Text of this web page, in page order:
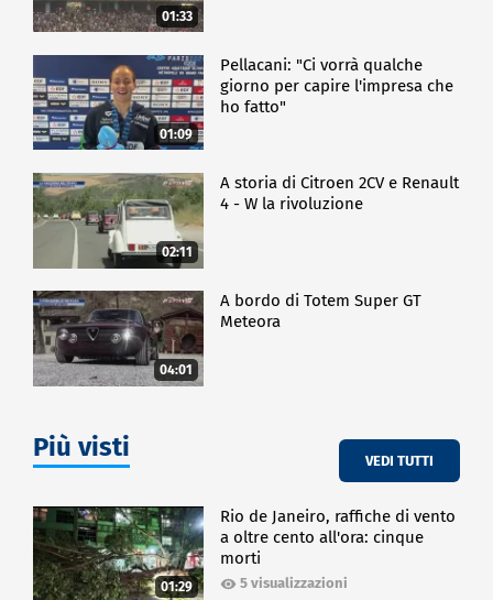
01:33
01:09
Pellacani: "Ci vorrà qualche
giorno per capire l'impresa che
ho fatto"
02:11
A storia di Citroen 2CV e Renault
4 - W la rivoluzione
04:01
A bordo di Totem Super GT
Meteora
Più visti VEDI TUTTI
01:29
Rio de Janeiro, raffiche di vento
a oltre cento all'ora: cinque
morti
5 visualizzazioni